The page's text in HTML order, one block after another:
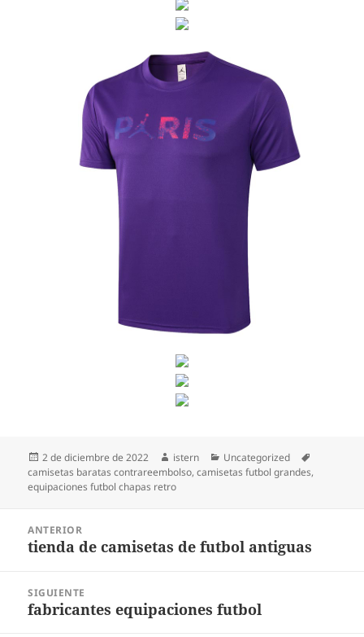
Publicado
el
2 de diciembre de 2022 Autor
istern Categorías
Uncategorized
camisetas baratas contrareembolso,camisetas futbol grandes,
equipaciones futbol chapas retro
entradas
ANTERIOR
Entrada
tienda de camisetas de futbol antiguas
SIGUIENTE
Entrada
fabricantes equipaciones futbol